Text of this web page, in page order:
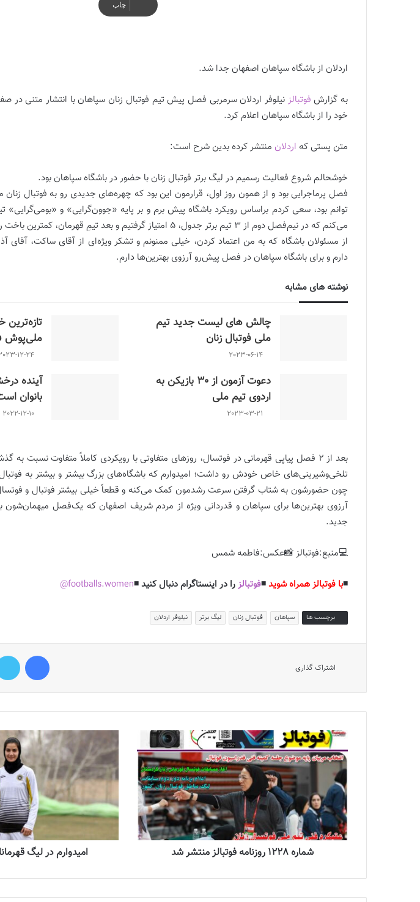
چاپ
اردلان از باشگاه سپاهان اصفهان جدا شد.
به گزارش فوتبالز نیلوفر اردلان سرمربی فصل پیش تیم فوتبال زنان سپاهان با انتشار متنی در
خود را از باشگاه سپاهان اعلام کرد.
متن پستی که اردلان منتشر کرده بدین شرح است:
خوشحالم شروع فعالیت رسمیم در لیگ برتر فوتبال زنان با حضور در باشگاه سپاهان بود.
فصل پرماجرایی بود و از همون روز اول، قرارمون این بود که چهره‌های جدیدی رو به فوتبال
توانم بود، سعی کردم براساس رویکرد باشگاه پیش برم و بر پایه «جوون‌گرایی» و «بومی‌گرایی»
می‌کنم که در نیم‌فصل دوم از 3 تیم برتر جدول، 5 امتیاز گرفتیم و بعد تیمِ قهرمان، کمترین باخت رو داشتیم.
از مسئولان باشگاه که به من اعتماد کردن، خیلی ممنونم و تشکر ویژه‌ای از آقای ساکت، آقای
دارم و برای باشگاه سپاهان در فصل پیش‌رو آرزوی بهترین‌ها دارم.
نوشته های مشابه
چالش هاى ليست جدید تيم
ملى فوتبال زنان
2023-06-14
ملی‌پوش
12-24
دعوت آزمون از 30 بازیکن به
اردوی تیم ملی
2023-03-21
آینده
بانوان
2022-12-10
بعد از 2 فصل پیاپی قهرمانی در فوتسال، روزهای متفاوتی با رویکردی کاملاً متفاوت نسبت
تلخی‌وشیرینی‌های خاص خودش رو داشت؛ امیدوارم که باشگاه‌های بزرگ بیشتر و بیشتر به
چون حضورشون به شتاب گرفتن سرعت رشدمون کمک می‌کنه و قطعاً خیلی بیشتر فوتبال و
آرزوی بهترین‌ها برای سپاهان و قدردانی ویژه از مردم شریف اصفهان که یک‌فصل
جدید.
💻منبع:فوتبالز 📸عکس:فاطمه شمس
◾️با فوتبالز همراه شوید◾️فوتبالزرا در اینستاگرام دنبال کنید ◾️footballs.women@
برچسب ها سپاهان فوتبال زنان لیگ برتر نیلوفر اردلان
اشتراک گذاری
شماره 1228 روزنامه فوتبالز منتشر شد امیدوارم در لیگ